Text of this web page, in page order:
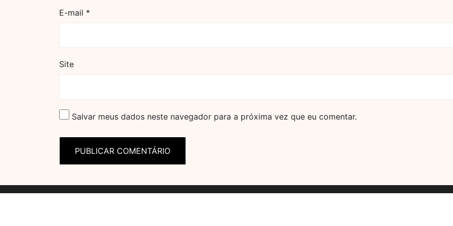
E-mail *
Site
Salvar meus dados neste navegador para a próxima vez que eu comentar.